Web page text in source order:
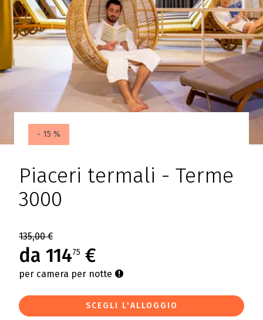
- 15 %
Piaceri termali - Terme
3000
135,00 €
da 11475 €
per camera per notte
SCEGLI L'ALLOGGIO